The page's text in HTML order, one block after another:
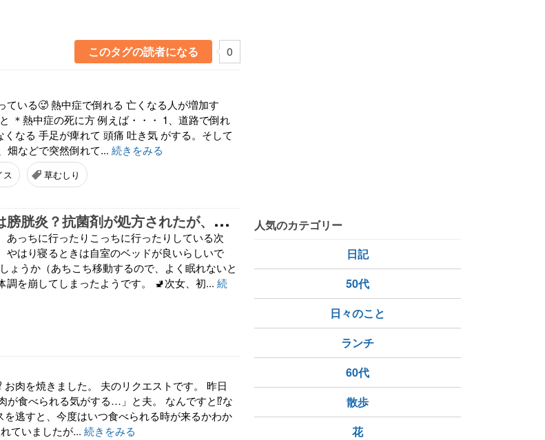
このタグの読者になる 0
ている🥵 熱中症で倒れる 亡くなる人が増加す
＊熱中症の死に方 例えば・・・ 1、道路で倒れ
なる 手足が痺れて 頭痛 吐き気 がする。そして
畑などで突然倒れて... 続きをみる
ス 草むしり
引
きこもりの次女が今度は膀胱炎？抗菌剤が処方されたが、服用すると吐き気がするってさ…さあ、どうする？
あっちに行ったりこっちに行ったりしている次
やはり寝るときは自室のベッドが良いらしいで
ょうか（あちこち移動するので、よく眠れないと
調を崩してしまったようです。 🚽次女、初... 続
肉を焼きました。 夫のリクエストです。 昨日
が食べられる気がする…」と夫。 なんですと⁉️な
逃すと、今度はいつ食べられる時が来るかわか
ていましたが... 続きをみる
人気のカテゴリー
日記
50代
日々のこと
ランチ
60代
散歩
花